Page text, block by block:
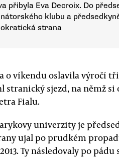
přibyla Eva Decroix. Do
klubu a
strana
o víkendu oslavila výročí
stranický sjezd, na němž
Fialu.
univerzity je
ujal po prudkém
Ty následovaly po